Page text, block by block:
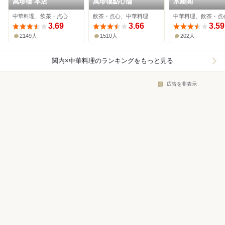
中華料理、飲茶・点心
3.69
2149人
飲茶・点心、中華料理
3.66
1510人
中華料理、飲茶・点
3.59
202人
関内×中華料理のランキングをもっと見る
広告を非表示